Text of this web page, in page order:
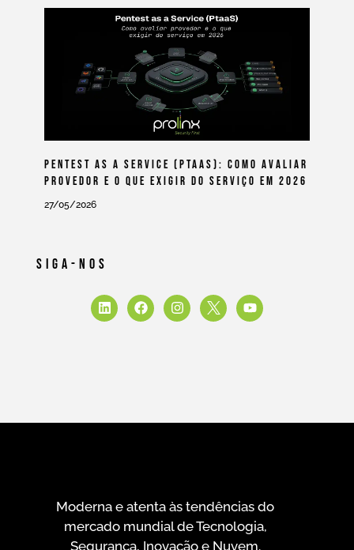
Pentest As A Service (PtaaS): Como Avaliar
Provedor E O Que Exigir Do Serviço Em 2026
27/05/2026
Siga-Nos
Moderna e atenta às tendências do
mercado mundial de Tecnologia,
Segurança, Inovação e Nuvem.